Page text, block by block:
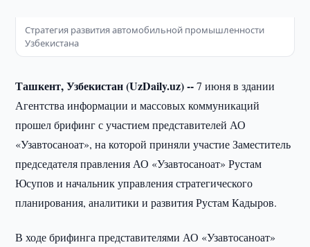
Cтратегия развития автомобильной промышленности
Узбекистана
Ташкент, Узбекистан (UzDaily.uz) --7 июня в здании
Агентства информации и массовых коммуникаций
прошел брифинг с участием представителей АО
«Узавтосаноат», на которой приняли участие Заместитель
председателя правления АО «Узавтосаноат» Рустам
Юсупов и начальник управления стратегического
планирования, аналитики и развития Рустам Кадыров.
В ходе брифинга представителями АО «Узавтосаноат»